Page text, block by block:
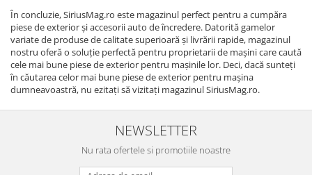
În concluzie, SiriusMag.ro este magazinul perfect pentru a cumpăra
piese de exterior și accesorii auto de încredere. Datorită gamelor
variate de produse de calitate superioară și livrării rapide, magazinul
nostru oferă o soluție perfectă pentru proprietarii de mașini care caută
cele mai bune piese de exterior pentru mașinile lor. Deci, dacă sunteți
în căutarea celor mai bune piese de exterior pentru mașina
dumneavoastră, nu ezitați să vizitați magazinul SiriusMag.ro.
NEWSLETTER
Nu rata ofertele si promotiile noastre